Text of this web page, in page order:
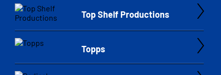
Top Shelf Productions
Topps